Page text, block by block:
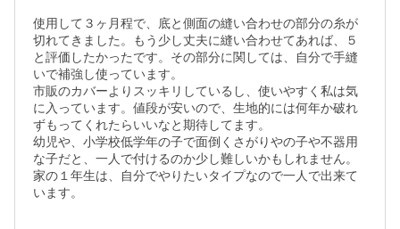
使用して３ヶ月程で、底と側面の縫い合わせの部分の糸が
切れてきました。もう少し丈夫に縫い合わせてあれば、５
と評価したかったです。その部分に関しては、自分で手縫
いで補強し使っています。
市販のカバーよりスッキリしているし、使いやすく私は気
に入っています。値段が安いので、生地的には何年か破れ
ずもってくれたらいいなと期待してます。
幼児や、小学校低学年の子で面倒くさがりやの子や不器用
な子だと、一人で付けるのか少し難しいかもしれません。
家の１年生は、自分でやりたいタイプなので一人で出来て
います。